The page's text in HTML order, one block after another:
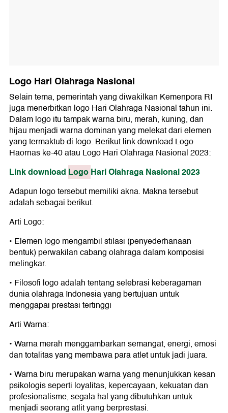
Logo Hari Olahraga Nasional
Selain tema, pemerintah yang diwakilkan Kemenpora RI
juga menerbitkan logo Hari Olahraga Nasional tahun ini.
Dalam logo itu tampak warna biru, merah, kuning, dan
hijau menjadi warna dominan yang melekat dari elemen
yang termaktub di logo. Berikut link download Logo
Haornas ke-40 atau Logo Hari Olahraga Nasional 2023:
Link download LogoHari Olahraga Nasional 2023
Adapun logo tersebut memiliki akna. Makna tersebut
adalah sebagai berikut.
Arti Logo:
• Elemen logo mengambil stilasi (penyederhanaan
bentuk) perwakilan cabang olahraga dalam komposisi
melingkar.
• Filosofi logo adalah tentang selebrasi keberagaman
dunia olahraga Indonesia yang bertujuan untuk
menggapai prestasi tertinggi
Arti Warna:
• Warna merah menggambarkan semangat, energi, emosi
dan totalitas yang membawa para atlet untuk jadi juara.
• Warna biru merupakan warna yang menunjukkan kesan
psikologis seperti loyalitas, kepercayaan, kekuatan dan
profesionalisme, segala hal yang dibutuhkan untuk
menjadi seorang atlit yang berprestasi.